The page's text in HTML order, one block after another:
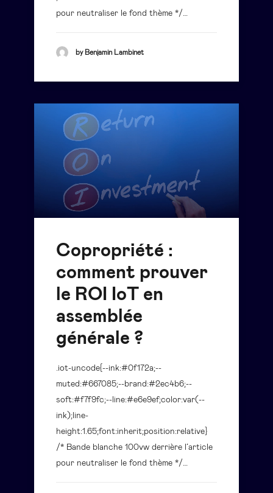
pour neutraliser le fond thème */…
by Benjamin Lambinet
Copropriété :
comment prouver
le ROI IoT en
assemblée
générale ?
.iot-uncode{--ink:#0f172a;--
muted:#667085;--brand:#2ec4b6;--
soft:#f7f9fc;--line:#e6e9ef;color:var(--
ink);line-
height:1.65;font:inherit;position:relative}
/* Bande blanche 100vw derrière l’article
pour neutraliser le fond thème */…